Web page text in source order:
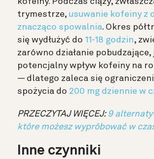
trymestrze, usuwanie kofeiny z
znacząco spowalnia. Okres
się wydłużyć do 11-18 godzin,
zarówno działanie pobudzające,
potencjalny wpływ kofeiny na
— dlatego zaleca się
spożycia do 200 mg dziennie w
PRZECZYTAJ WIĘCEJ: 9
które możesz wypróbować w
Inne czynniki